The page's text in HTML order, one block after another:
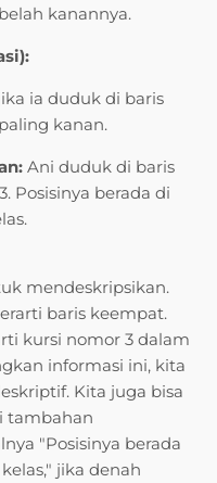
kanannya.
ia duduk di baris
kanan.
Ani duduk di baris
Posisinya berada di
mendeskripsikan.
baris keempat.
kursi nomor 3 dalam
informasi ini, kita
Kita juga bisa
tambahan
"Posisinya berada
jika denah